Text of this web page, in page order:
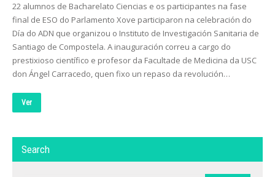
22 alumnos de Bacharelato Ciencias e os participantes na fase
final de ESO do Parlamento Xove participaron na celebración do
Día do ADN que organizou o Instituto de Investigación Sanitaria de
Santiago de Compostela. A inauguración correu a cargo do
prestixioso científico e profesor da Facultade de Medicina da USC
don Ángel Carracedo, quen fixo un repaso da revolución…
Ver
Search